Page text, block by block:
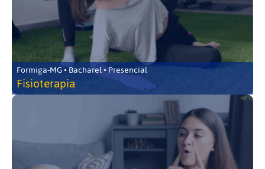
Formiga-MG • Bacharel • Presencial
Fisioterapia